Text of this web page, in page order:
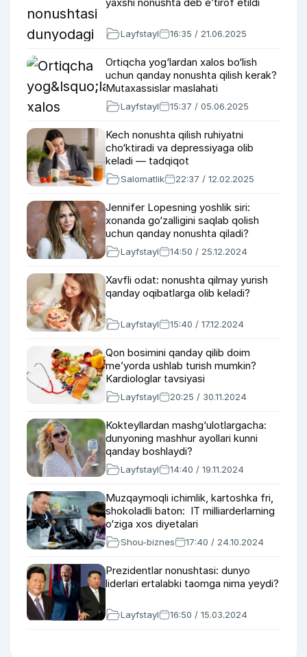
Layfstayl 16:35 / 21.06.2025
Ortiqcha yog‘lardan xalos bo‘lish
uchun qanday nonushta qilish kerak?
Mutaxassislar maslahati
Layfstayl 15:37 / 05.06.2025
Kech nonushta qilish ruhiyatni
cho‘ktiradi va depressiyaga olib
keladi — tadqiqot
Salomatlik 22:37 / 12.02.2025
Jennifer Lopesning yoshlik siri:
xonanda go‘zalligini saqlab qolish
uchun qanday nonushta qiladi?
Layfstayl 14:50 / 25.12.2024
Xavfli odat: nonushta qilmay yurish
qanday oqibatlarga olib keladi?
Layfstayl 15:40 / 17.12.2024
Qon bosimini qanday qilib doim
me’yorda ushlab turish mumkin?
Kardiologlar tavsiyasi
Layfstayl 20:25 / 30.11.2024
Kokteyllardan mashg‘ulotlargacha:
dunyoning mashhur ayollari kunni
qanday boshlaydi?
Layfstayl 14:40 / 19.11.2024
Muzqaymoqli ichimlik, kartoshka fri,
shokoladli baton: IT milliarderlarning
o‘ziga xos diyetalari
Shou-biznes 17:40 / 24.10.2024
Prezidentlar nonushtasi: dunyo
liderlari ertalabki taomga nima yeydi?
Layfstayl 16:50 / 15.03.2024